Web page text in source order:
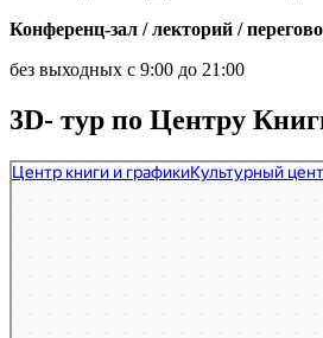
Конференц-зал / лекторий /
без выходных с 9:00 до 21:00
3D- тур по Центру